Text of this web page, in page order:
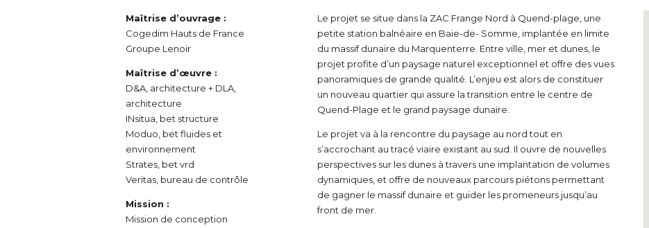
Maîtrise d’ouvrage :
Cogedim Hauts de France
Groupe Lenoir
Maîtrise d’œuvre :
D&A, architecture + DLA,
architecture
INsitua, bet structure
Moduo, bet fluides et
environnement
Strates, bet vrd
Veritas, bureau de contrôle
Mission :
Mission de conception
Le projet se situe dans la ZAC Frange Nord à Quend-plage, une
petite station balnéaire en Baie-de- Somme, implantée en limite
du massif dunaire du Marquenterre. Entre ville, mer et dunes, le
projet profite d’un paysage naturel exceptionnel et offre des vues
panoramiques de grande qualité. L’enjeu est alors de constituer
un nouveau quartier qui assure la transition entre le centre de
Quend-Plage et le grand paysage dunaire.
Le projet va à la rencontre du paysage au nord tout en
s’accrochant au tracé viaire existant au sud. Il ouvre de nouvelles
perspectives sur les dunes à travers une implantation de volumes
dynamiques, et offre de nouveaux parcours piétons permettant
de gagner le massif dunaire et guider les promeneurs jusqu’au
front de mer.